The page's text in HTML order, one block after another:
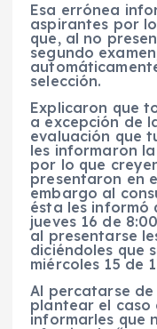
Esa errónea
aspirantes por
que, al no
segundo
selección.
Explicaron que
a excepción de
evaluación que
les informaron
por lo que
presentaron en
embargo al
ésta les informó
jueves 16 de
al presentarse
diciéndoles que
miércoles 15 de
Al percatarse
plantear el caso
informarles que